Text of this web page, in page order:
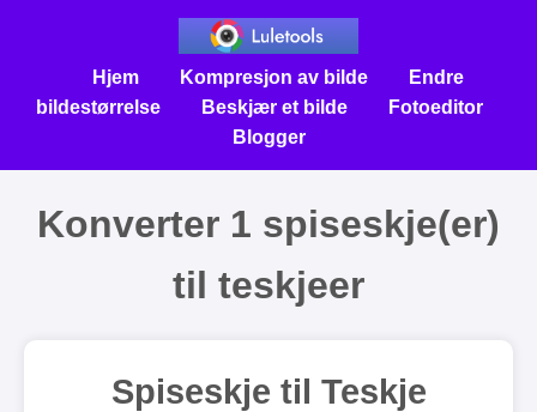
Hjem Kompresjon av bilde
Endre
bildestørrelse
Beskjær et bilde
Fotoeditor
Blogger
Konverter 1 spiseskje(er)
til teskjeer
Spiseskje til Teskje